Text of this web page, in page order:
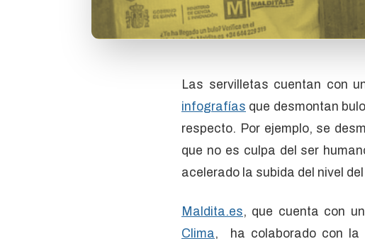
Las servilletas cuentan con
infografías que desmontan
respecto. Por ejemplo, se
que no es culpa del ser
acelerado la subida del nivel del
Maldita.es, que cuenta con
Clima, ha colaborado con la